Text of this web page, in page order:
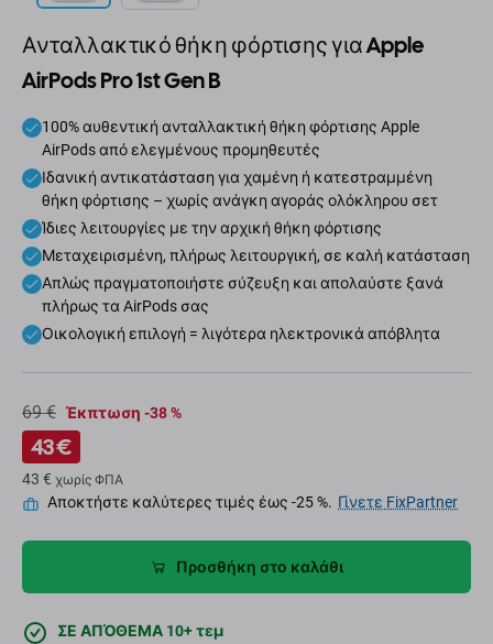
Ανταλλακτικό θήκη φόρτισης για Apple
AirPods Pro 1st Gen B
100% αυθεντική ανταλλακτική θήκη φόρτισης Apple
AirPods από ελεγμένους προμηθευτές
Ιδανική αντικατάσταση για χαμένη ή κατεστραμμένη
θήκη φόρτισης – χωρίς ανάγκη αγοράς ολόκληρου σετ
Ίδιες λειτουργίες με την αρχική θήκη φόρτισης
Μεταχειρισμένη, πλήρως λειτουργική, σε καλή κατάσταση
Απλώς πραγματοποιήστε σύζευξη και απολαύστε ξανά
πλήρως τα AirPods σας
Οικολογική επιλογή = λιγότερα ηλεκτρονικά απόβλητα
69 € Έκπτωση -38 %
43 €
43 € χωρίς ΦΠΑ
Αποκτήστε καλύτερες τιμές έως -25 %. Γίνετε FixPartner
Προσθήκη στο καλάθι
ΣΕ ΑΠΌΘΕΜΑ 10+ τεμ